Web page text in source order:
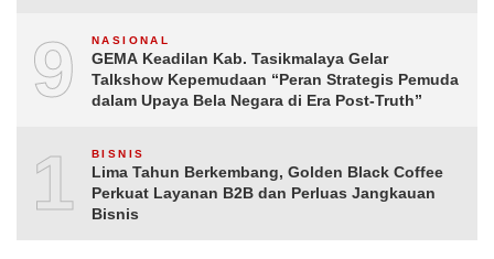
9 NASIONAL
GEMA Keadilan Kab. Tasikmalaya Gelar
Talkshow Kepemudaan “Peran Strategis Pemuda
dalam Upaya Bela Negara di Era Post-Truth”
10BISNIS
Lima Tahun Berkembang, Golden Black Coffee
Perkuat Layanan B2B dan Perluas Jangkauan
Bisnis